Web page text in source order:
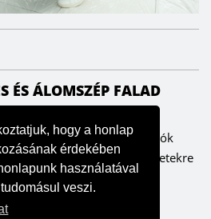
hogy a honlap
érdekében
használatával
veszi.
ÉS ÁLOMSZÉP FALAD
enteriőrt, ezáltal pedig a lakók
hogy odafigyeljünk a részletekre
is ki lehet...